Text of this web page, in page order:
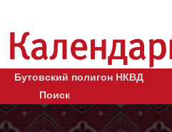
Бутовский полигон НКВД
Поиск